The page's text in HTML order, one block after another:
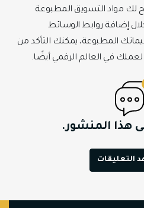
مواد التسويق المطبوعة
إضافة روابط الوسائط
المطبوعة، يمكنك التأكد من
في العالم الرقمي أيضًا.
هذا المنشور.
التعليقات